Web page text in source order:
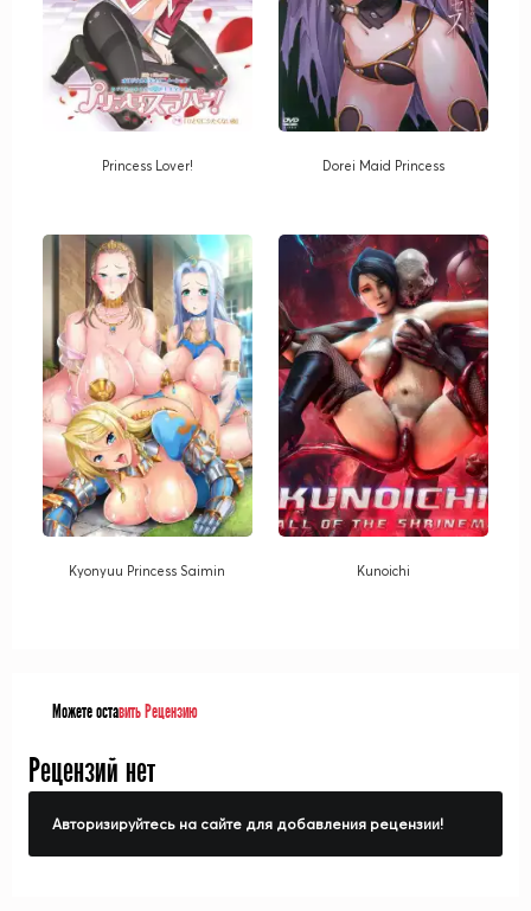
Princess Lover! Dorei Maid Princess
Kyonyuu Princess Saimin Kunoichi
Можете оставить Рецензию
Рецензий нет
Авторизируйтесь на сайте для добавления рецензии!